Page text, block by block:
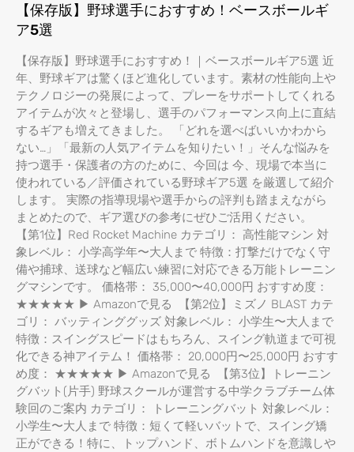
【保存版】野球選手におすすめ！ベースボールギ
ア5選
【保存版】野球選手におすすめ！｜ベースボールギア5選 近
年、野球ギアは驚くほど進化しています。素材の性能向上や
テクノロジーの発展によって、プレーをサポートしてくれる
アイテムが次々と登場し、選手のパフォーマンス向上に直結
するギアも増えてきました。 「どれを選べばいいかわから
ない…」「最新の人気アイテムを知りたい！」そんな悩みを
持つ選手・保護者の方のために、今回は 今、現場で本当に
使われている／評価されている野球ギア5選 を厳選して紹介
します。 実際の指導現場や選手からの評判も踏まえながら
まとめたので、ギア選びの参考にぜひご活用ください。
【第1位】Red Rocket Machine カテゴリ： 高性能マシン 対
象レベル： 小学高学年〜大人まで 特徴：打撃だけでなく守
備や捕球、送球など幅広い練習に対応できる万能トレーニン
グマシンです。 価格帯： 35,000〜40,000円 おすすめ度：
★★★★★ ▶ Amazonで見る 【第2位】ミズノ BLAST カテ
ゴリ： バッティンググッズ 対象レベル： 小学生〜大人まで
特徴：スイングスピードはもちろん、スイング軌道まで可視
化できる神アイテム！ 価格帯： 20,000円〜25,000円 おすす
め度： ★★★★★ ▶ Amazonで見る 【第3位】トレーニン
グバット(片手) 野球スクールが運営する中学クラブチーム体
験回のご案内 カテゴリ： トレーニングバット 対象レベル：
小学生〜大人まで 特徴：短くて軽いバットで、スイング矯
正ができる！特に、トップハンド、ボトムハンドを意識しや